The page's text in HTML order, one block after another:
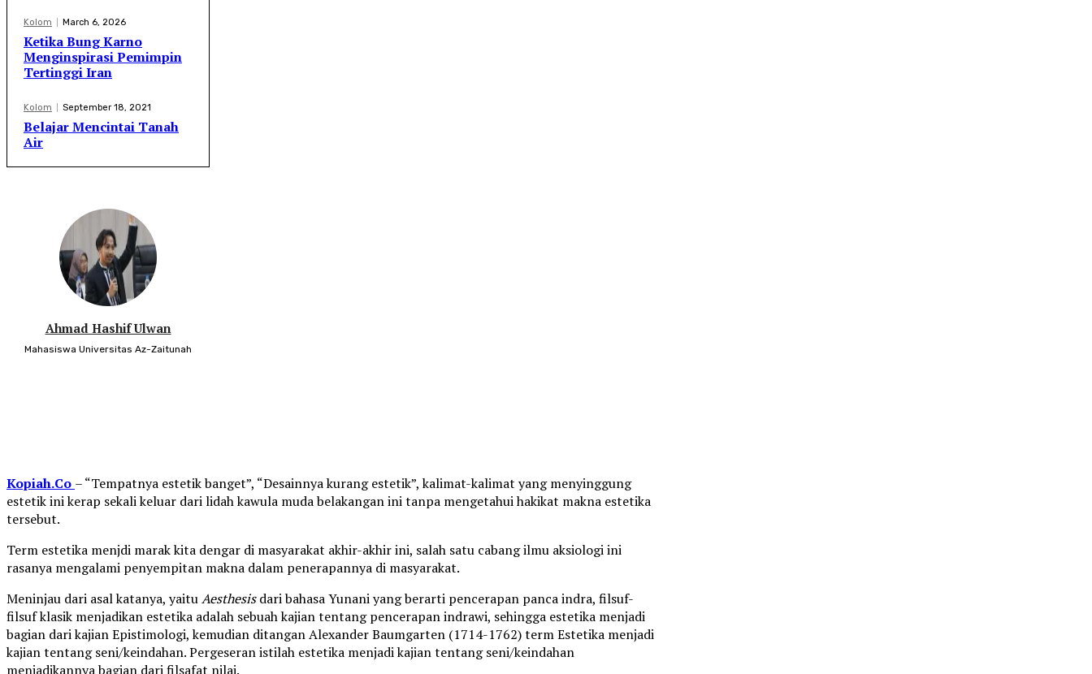
Kolom March 6, 2026
Ketika Bung Karno
Menginspirasi Pemimpin
Tertinggi Iran
Kolom September 18, 2021
Belajar Mencintai Tanah
Air
Ahmad Hashif Ulwan
Mahasiswa Universitas Az-Zaitunah
Kopiah.Co – “Tempatnya estetik banget”, “Desainnya kurang estetik”, kalimat-kalimat yang menyinggung
estetik ini kerap sekali keluar dari lidah kawula muda belakangan ini tanpa mengetahui hakikat makna estetika
tersebut.
Term estetika menjdi marak kita dengar di masyarakat akhir-akhir ini, salah satu cabang ilmu aksiologi ini
rasanya mengalami penyempitan makna dalam penerapannya di masyarakat.
Meninjau dari asal katanya, yaituAesthesisdari bahasa Yunani yang berarti pencerapan panca indra, filsuf-
filsuf klasik menjadikan estetika adalah sebuah kajian tentang pencerapan indrawi, sehingga estetika menjadi
bagian dari kajian Epistimologi, kemudian ditangan Alexander Baumgarten (1714-1762) term Estetika menjadi
kajian tentang seni/keindahan. Pergeseran istilah estetika menjadi kajian tentang seni/keindahan
menjadikannya bagian dari filsafat nilai.